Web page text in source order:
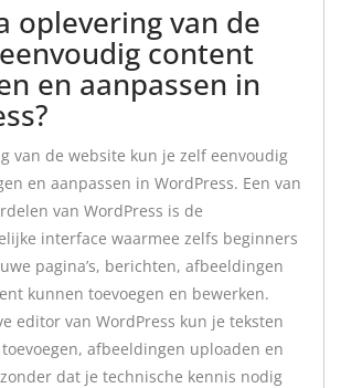
oplevering van de
content
en aanpassen in
van de website kun je zelf eenvoudig
en aanpassen in WordPress. Een van
van WordPress is de
interface waarmee zelfs beginners
pagina’s, berichten, afbeeldingen
kunnen toevoegen en bewerken.
editor van WordPress kun je teksten
afbeeldingen uploaden en
dat je technische kennis nodig